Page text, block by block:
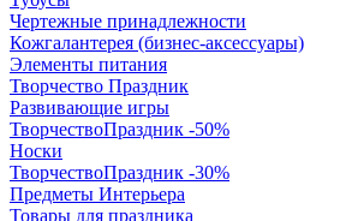
Чертежные принадлежности
Кожгалантерея (бизнес-аксессуары)
Элементы питания
Творчество Праздник
Развивающие игры
ТворчествоПраздник -50%
Носки
ТворчествоПраздник -30%
Предметы Интерьера
Товары для праздника